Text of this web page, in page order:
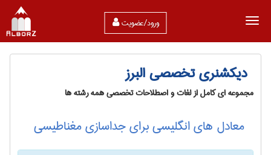
ورود/عضویت
دیکشنری تخصصی البرز
مجموعه ای کامل از لغات و اصطلاحات تخصصی همه رشته ها
معادل های انگلیسی برای جداسازی مغناطیسی